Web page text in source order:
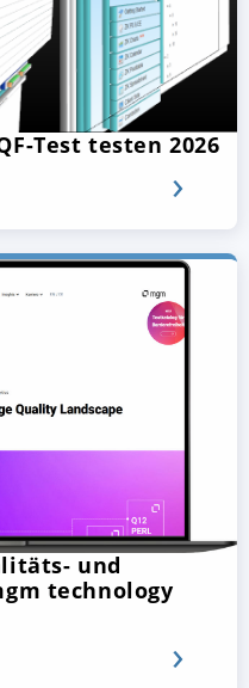
Test testen 2026
und
technology